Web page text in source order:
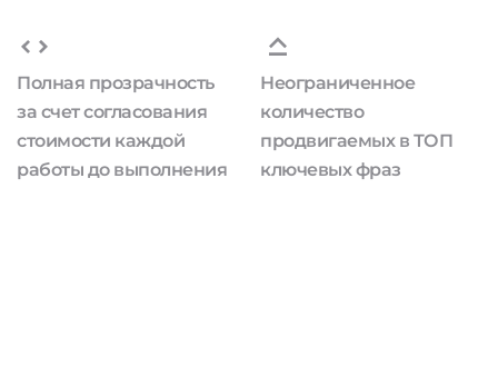
Полная прозрачность
за счет согласования
стоимости каждой
работы до выполнения
Неограниченное
количество
продвигаемых в ТОП
ключевых фраз